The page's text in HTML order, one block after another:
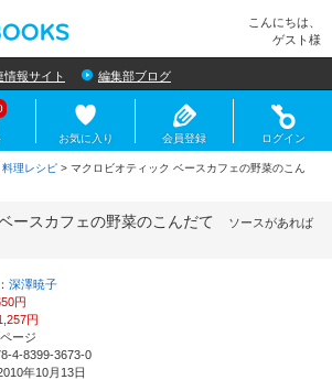
こんにちは、
ゲスト様
情報サイト 編集部ブログ
お気に入り 会員登録 ログイン
料理レシピ > マクロビオティック ベースカフェの野菜のこん
ースカフェの野菜のこんだて
ソースがあれば
深澤暁子
円
円
ージ
4-8399-3673-0
年10月13日